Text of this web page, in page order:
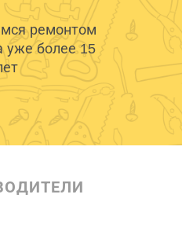
ремонтом
уже более 15